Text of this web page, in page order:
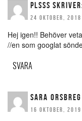
PLSSS
24 OKTOBER,
Hej igen!! Behöver
//en som googlat
SVARA
SARA ORSBREG
16 OKTOBER,